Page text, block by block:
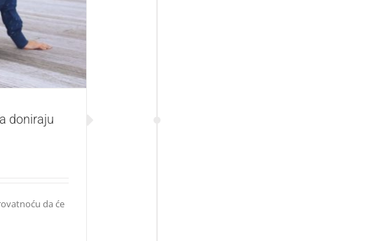
doniraju
da će